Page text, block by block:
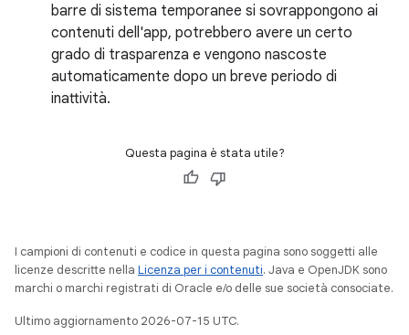
barre di sistema temporanee si sovrappongono ai
contenuti dell'app, potrebbero avere un certo
grado di trasparenza e vengono nascoste
automaticamente dopo un breve periodo di
inattività.
Questa pagina è stata utile?
I campioni di contenuti e codice in questa pagina sono soggetti alle
licenze descritte nella Licenza per i contenuti. Java e OpenJDK sono
marchi o marchi registrati di Oracle e/o delle sue società consociate.
Ultimo aggiornamento 2026-07-15 UTC.